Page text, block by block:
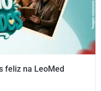
feliz na LeoMed